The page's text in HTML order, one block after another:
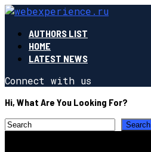
AUTHORS LIST
HOME
LATEST NEWS
Connect with us
Hi, What Are You Looking For?